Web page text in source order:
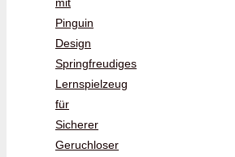
Pinguin
Design
Springfreudiges
Lernspielzeug
für
Sicherer
Geruchloser